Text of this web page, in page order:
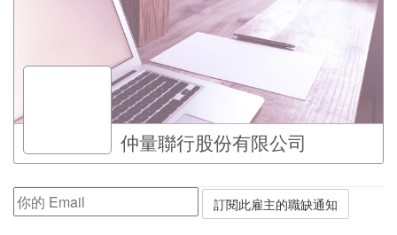
仲量聯行股份有限公司